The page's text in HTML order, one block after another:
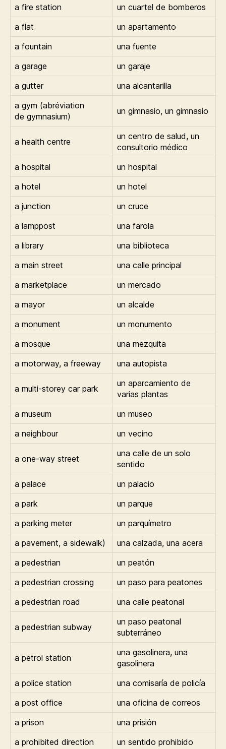
a fire station
un cuartel de bomberos
a flat
un apartamento
a fountain
una fuente
a garage
un garaje
a gutter
una alcantarilla
a gym (abréviation
de gymnasium)
un gimnasio, un gimnasio
a health centre
un centro de salud, un
consultorio médico
a hospital
un hospital
a hotel
un hotel
a junction
un cruce
a lamppost
una farola
a library
una biblioteca
a main street
una calle principal
a marketplace
un mercado
a mayor
un alcalde
a monument
un monumento
a mosque
una mezquita
a motorway, a freeway
una autopista
a multi-storey car park
un aparcamiento de
varias plantas
a museum
un museo
a neighbour
un vecino
a one-way street
una calle de un solo
sentido
a palace
un palacio
a park
un parque
a parking meter
un parquímetro
a pavement, a sidewalk)
una calzada, una acera
a pedestrian
un peatón
a pedestrian crossing
un paso para peatones
a pedestrian road
una calle peatonal
a pedestrian subway
un paso peatonal
subterráneo
a petrol station
una gasolinera, una
gasolinera
a police station
una comisaría de policía
a post office
una oficina de correos
a prison
una prisión
a prohibited direction
un sentido prohibido